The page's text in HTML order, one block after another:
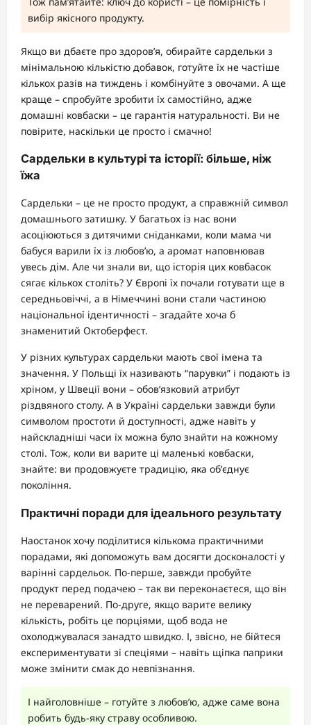
вибір якісного продукту.
Якщо ви дбаєте про здоров’я, обирайте сардельки з
мінімальною кількістю добавок, готуйте їх не частіше
кількох разів на тиждень і комбінуйте з овочами. А ще
краще – спробуйте зробити їх самостійно, адже
домашні ковбаски – це гарантія натуральності. Ви не
повірите, наскільки це просто і смачно!
Сардельки в культурі та історії: більше, ніж
їжа
Сардельки – це не просто продукт, а справжній символ
домашнього затишку. У багатьох із нас вони
асоціюються з дитячими сніданками, коли мама чи
бабуся варили їх із любов’ю, а аромат наповнював
увесь дім. Але чи знали ви, що історія цих ковбасок
сягає кількох століть? У Європі їх почали готувати ще в
середньовіччі, а в Німеччині вони стали частиною
національної ідентичності – згадайте хоча б
знаменитий Октоберфест.
У різних культурах сардельки мають свої імена та
значення. У Польщі їх називають “парувки” і подають із
хріном, у Швеції вони – обов’язковий атрибут
різдвяного столу. А в Україні сардельки завжди були
символом простоти й доступності, адже навіть у
найскладніші часи їх можна було знайти на кожному
столі. Тож, коли ви варите ці маленькі ковбаски,
знайте: ви продовжуєте традицію, яка об’єднує
покоління.
Практичні поради для ідеального результату
Наостанок хочу поділитися кількома практичними
порадами, які допоможуть вам досягти досконалості у
варінні сардельок. По-перше, завжди пробуйте
продукт перед подачею – так ви переконаєтеся, що він
не переварений. По-друге, якщо варите велику
кількість, робіть це порціями, щоб вода не
охолоджувалася занадто швидко. І, звісно, не бійтеся
експериментувати зі спеціями – навіть щіпка паприки
може змінити смак до невпізнання.
І найголовніше – готуйте з любов’ю, адже саме вона
робить будь-яку страву особливою.